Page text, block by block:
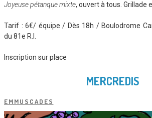
Joyeuse pétanque mixte, ouvert à tous. Grillade
Tarif : 6€/ équipe / Dès 18h / Boulodrome
du 81e R.I.
Inscription sur place
MERCREDIS
EMMUSCADES